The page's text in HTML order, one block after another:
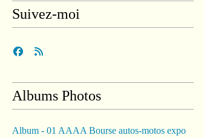
Suivez-moi
Albums Photos
Album - 01 AAAA Bourse autos-motos expo